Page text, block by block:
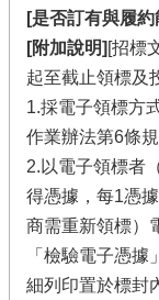
[是否訂有與履
[附加說明] [招標
起至截止領標及
1.採電子領標方
作業辦法第6條規
2.以電子領標者
得憑據，每1憑
商需重新領標）
「檢驗電子憑
細列印置於標封